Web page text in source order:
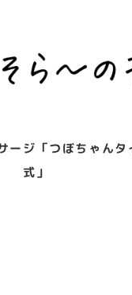
ージ「つぼちゃんタ
式」